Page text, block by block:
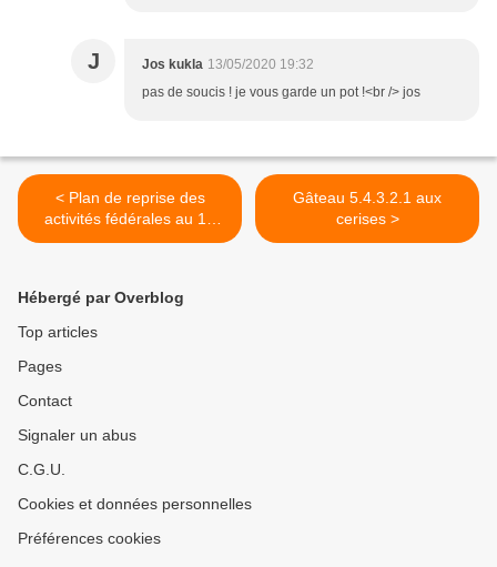
J Jos kukla 13/05/2020 19:32
pas de soucis ! je vous garde un pot !<br /> jos
< Plan de reprise des
activités fédérales au 11
mai 2020
Gâteau 5.4.3.2.1 aux
cerises >
Hébergé par Overblog
Top articles
Pages
Contact
Signaler un abus
C.G.U.
Cookies et données personnelles
Préférences cookies